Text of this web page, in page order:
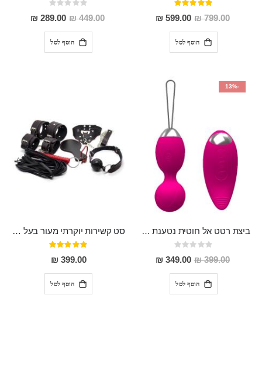
דירוג:
100%
799.00 ₪
מחיר
מבצע
599.00 ₪
הוסף לסל
Rating:
0%
449.00 ₪
מחיר
מבצע
289.00 ₪
הוסף לסל
-13%
ביצת רטט אל חוטית נטענת בעלת 10 מהירויות מעולה מסיליקון רפואי רך ונעים במיוחד עם שלט אלחוטי נטען שהוא גם ויברטור לדגדגן "Blaze"
Rating:
0%
399.00 ₪
מחיר
מבצע
349.00 ₪
הוסף לסל
סט קשירות יוקרתי מעור בעל 7 פריטים "Kuula"
דירוג:
100%
399.00 ₪
הוסף לסל